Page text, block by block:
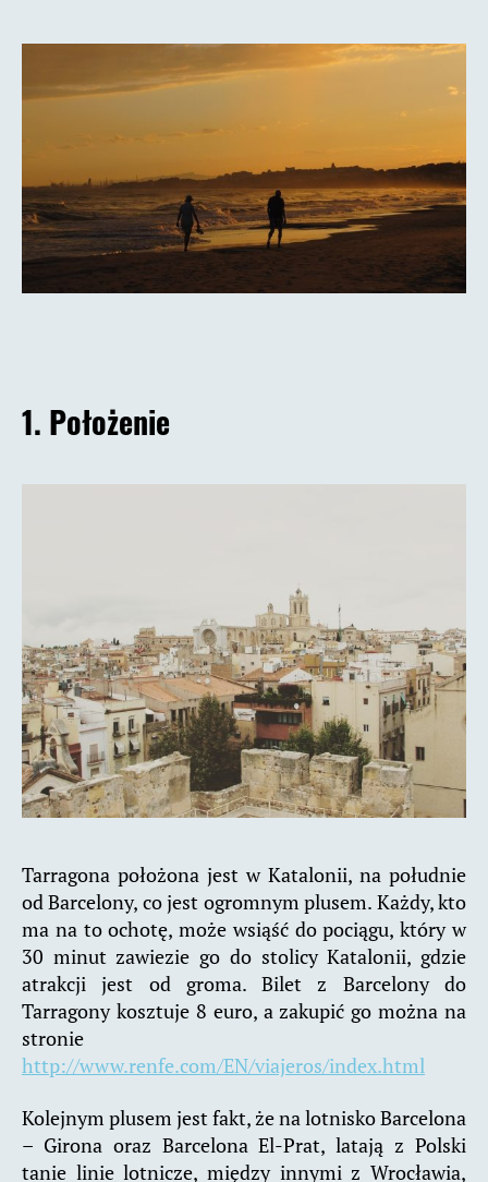
1. Położenie
Tarragona położona jest w Katalonii, na południe
od Barcelony, co jest ogromnym plusem. Każdy, kto
ma na to ochotę, może wsiąść do pociągu, który w
30 minut zawiezie go do stolicy Katalonii, gdzie
atrakcji jest od groma. Bilet z Barcelony do
Tarragony kosztuje 8 euro, a zakupić go można na
stronie
http://www.renfe.com/EN/viajeros/index.html
Kolejnym plusem jest fakt, że na lotnisko Barcelona
– Girona oraz Barcelona El-Prat, latają z Polski
tanie linie lotnicze, między innymi z Wrocławia,